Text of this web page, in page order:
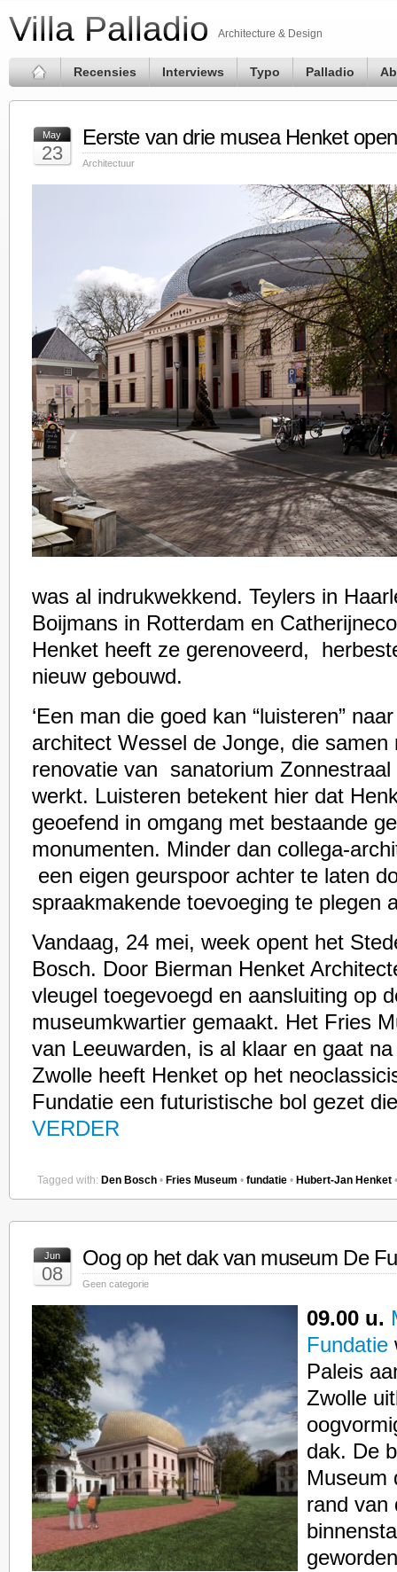
Villa Palladio Architecture & Design
Recensies Interviews Typo Palladio
May
23
Eerste van drie musea Henket
Architectuur
was al indrukwekkend. Teylers in
Boijmans in Rotterdam en
Henket heeft ze gerenoveerd,
nieuw gebouwd.
‘Een man die goed kan “luisteren”
architect Wessel de Jonge, die samen
renovatie van sanatorium Zonnestraal
werkt. Luisteren betekent hier dat
geoefend in omgang met bestaande
monumenten. Minder dan collega-
een eigen geurspoor achter te laten
spraakmakende toevoeging te plegen
Vandaag, 24 mei, week opent het
Bosch. Door Bierman Henket
vleugel toegevoegd en aansluiting op
museumkwartier gemaakt. Het Fries
van Leeuwarden, is al klaar en gaat
Zwolle heeft Henket op het
Fundatie een futuristische bol gezet
VERDER
Tagged with: Den Bosch • Fries Museum • fundatie • Hubert-Jan Henket
Jun
08
Oog op het dak van museum De
Geen categorie
09.00 u.
Fundatie
Paleis
Zwolle
dak. De
Museum
rand van